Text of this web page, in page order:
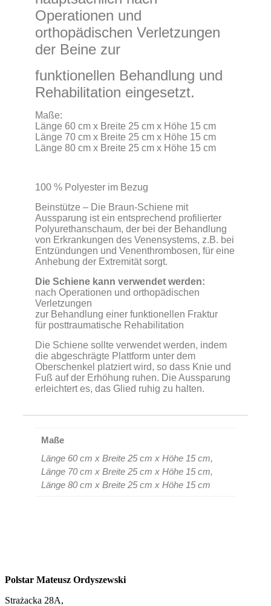
Operationen und
orthopädischen Verletzungen
der Beine zur
funktionellen Behandlung und
Rehabilitation eingesetzt.
Maße:
Länge 60 cm x Breite 25 cm x Höhe 15 cm
Länge 70 cm x Breite 25 cm x Höhe 15 cm
Länge 80 cm x Breite 25 cm x Höhe 15 cm
100 % Polyester im Bezug
Beinstütze – Die Braun-Schiene mit
Aussparung ist ein entsprechend profilierter
Polyurethanschaum, der bei der Behandlung
von Erkrankungen des Venensystems, z.B. bei
Entzündungen und Venenthrombosen, für eine
Anhebung der Extremität sorgt.
Die Schiene kann verwendet werden:
nach Operationen und orthopädischen
Verletzungen
zur Behandlung einer funktionellen Fraktur
für posttraumatische Rehabilitation
Die Schiene sollte verwendet werden, indem
die abgeschrägte Plattform unter dem
Oberschenkel platziert wird, so dass Knie und
Fuß auf der Erhöhung ruhen. Die Aussparung
erleichtert es, das Glied ruhig zu halten.
Maße
Länge 60 cm x Breite 25 cm x Höhe 15 cm,
Länge 70 cm x Breite 25 cm x Höhe 15 cm,
Länge 80 cm x Breite 25 cm x Höhe 15 cm
Polstar Mateusz Ordyszewski
Strażacka 28A,